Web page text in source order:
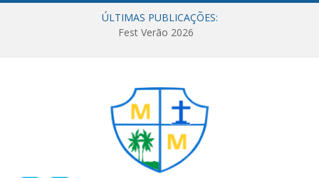
ÚLTIMAS PUBLICAÇÕES:
Fest Verão 2026